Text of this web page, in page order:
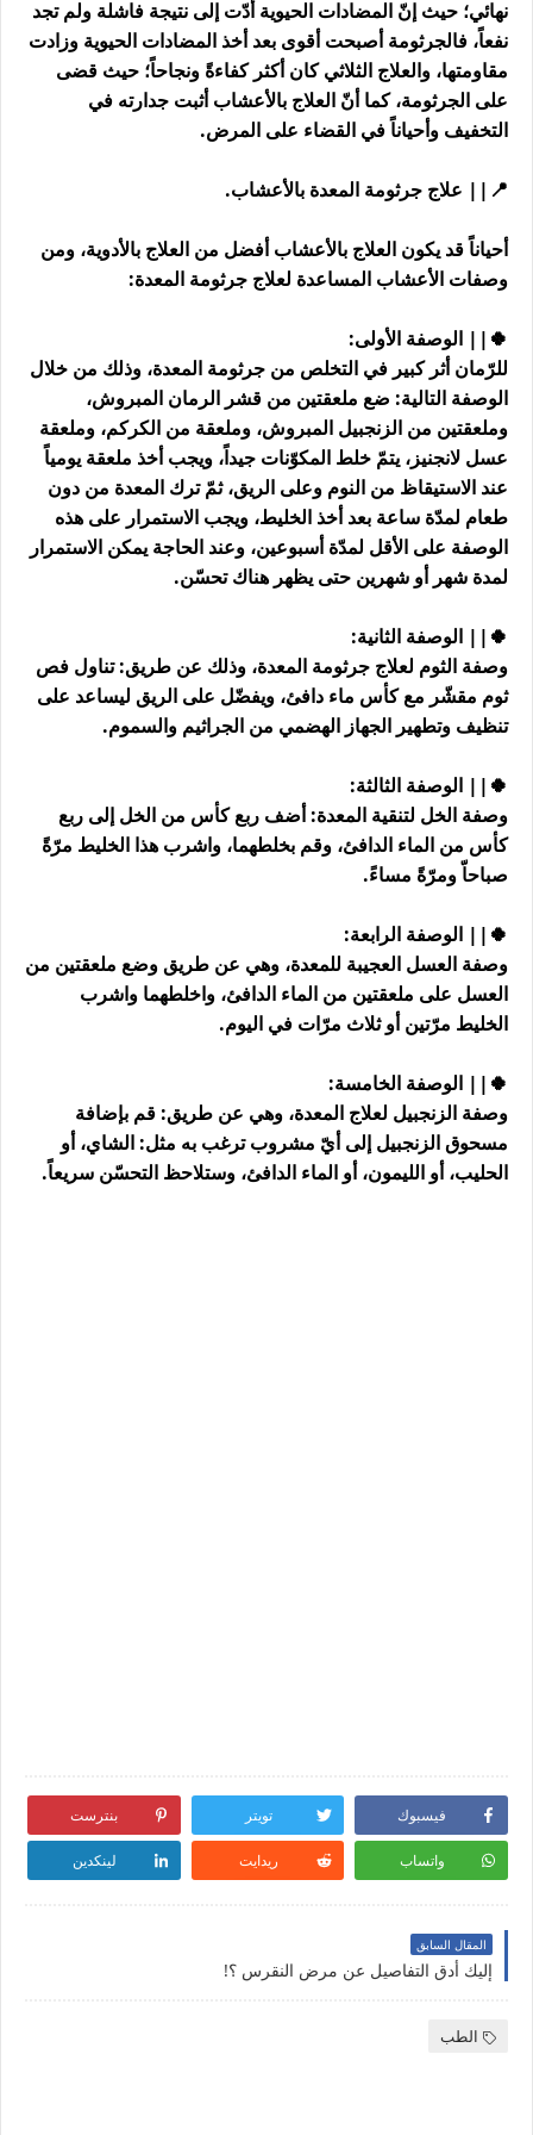
نهائي؛ حيث إنّ المضادات الحيوية أدّت إلى نتيجة فاشلة ولم تجد
نفعاً، فالجرثومة أصبحت أقوى بعد أخذ المضادات الحيوية وزادت
مقاومتها، والعلاج الثلاثي كان أكثر كفاءةً ونجاحاً؛ حيث قضى
على الجرثومة، كما أنّ العلاج بالأعشاب أثبت جدارته في
التخفيف وأحياناً في القضاء على المرض.
📍|| علاج جرثومة المعدة بالأعشاب.
أحياناً قد يكون العلاج بالأعشاب أفضل من العلاج بالأدوية، ومن
وصفات الأعشاب المساعدة لعلاج جرثومة المعدة:
🍀|| الوصفة الأولى:
للرّمان أثر كبير في التخلص من جرثومة المعدة، وذلك من خلال
الوصفة التالية: ضع ملعقتين من قشر الرمان المبروش،
وملعقتين من الزنجبيل المبروش، وملعقة من الكركم، وملعقة
عسل لانجنيز، يتمّ خلط المكوّنات جيداً، ويجب أخذ ملعقة يومياً
عند الاستيقاظ من النوم وعلى الريق، ثمّ ترك المعدة من دون
طعام لمدّة ساعة بعد أخذ الخليط، ويجب الاستمرار على هذه
الوصفة على الأقل لمدّة أسبوعين، وعند الحاجة يمكن الاستمرار
لمدة شهر أو شهرين حتى يظهر هناك تحسّن.
🍀|| الوصفة الثانية:
وصفة الثوم لعلاج جرثومة المعدة، وذلك عن طريق: تناول فص
ثوم مقشّر مع كأس ماء دافئ، ويفضّل على الريق ليساعد على
تنظيف وتطهير الجهاز الهضمي من الجراثيم والسموم.
🍀|| الوصفة الثالثة:
وصفة الخل لتنقية المعدة: أضف ربع كأس من الخل إلى ربع
كأس من الماء الدافئ، وقم بخلطهما، واشرب هذا الخليط مرّةً
صباحاّ ومرّةً مساءً.
🍀|| الوصفة الرابعة:
وصفة العسل العجيبة للمعدة، وهي عن طريق وضع ملعقتين من
العسل على ملعقتين من الماء الدافئ، واخلطهما واشرب
الخليط مرّتين أو ثلاث مرّات في اليوم.
🍀|| الوصفة الخامسة:
وصفة الزنجبيل لعلاج المعدة، وهي عن طريق: قم بإضافة
مسحوق الزنجبيل إلى أيّ مشروب ترغب به مثل: الشاي، أو
الحليب، أو الليمون، أو الماء الدافئ، وستلاحظ التحسّن سريعاً.
فيسبوك تويتر بنترست
واتساب ريدايت لينكدين
المقال السابق
إليك أدق التفاصيل عن مرض النقرس ؟!
الطب